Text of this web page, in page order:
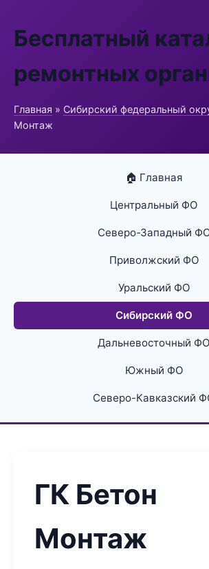
Бесплатный
ремонтных
Главная » Сибирский федеральный
Монтаж
🏠 Главная
Центральный ФО
Северо-Западный
Приволжский ФО
Уральский ФО
Сибирский ФО
Дальневосточный ФО
Южный ФО
Северо-Кавказский
ГК Бетон
Монтаж